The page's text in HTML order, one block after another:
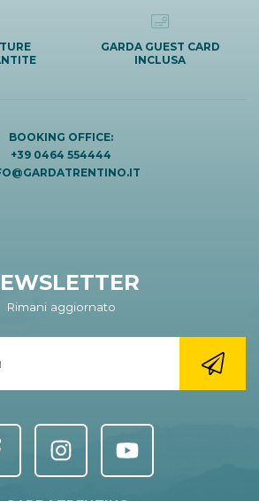
GARDA GUEST CARD
INCLUSA
BOOKING OFFICE:
+39 0464 554444
Rimani aggiornato